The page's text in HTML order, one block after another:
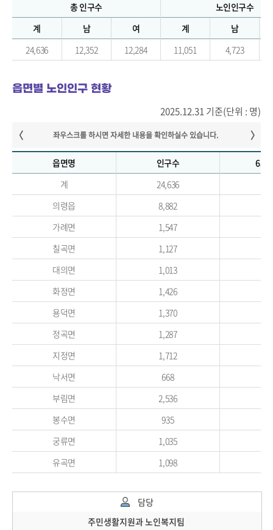
총 인구수
노인인구수
계
남 여 계
남
24,636
12,352 12,284 11,051 4,723
읍면별 노인인구 현황
2025.12.31 기준(단위 : 명)
읍면명 인구수
65
계
24,636
의령읍
8,882
가례면
1,547
칠곡면
1,127
대의면
1,013
화정면
1,426
용덕면
1,370
정곡면
1,287
지정면
1,712
낙서면
668
부림면
2,536
봉수면
935
궁류면
1,035
유곡면
1,098
담당
주민생활지원과 노인복지팀